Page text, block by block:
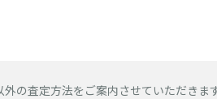
の査定方法をご案内させていただきます